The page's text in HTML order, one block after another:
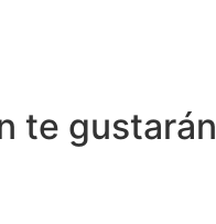
te gustarán